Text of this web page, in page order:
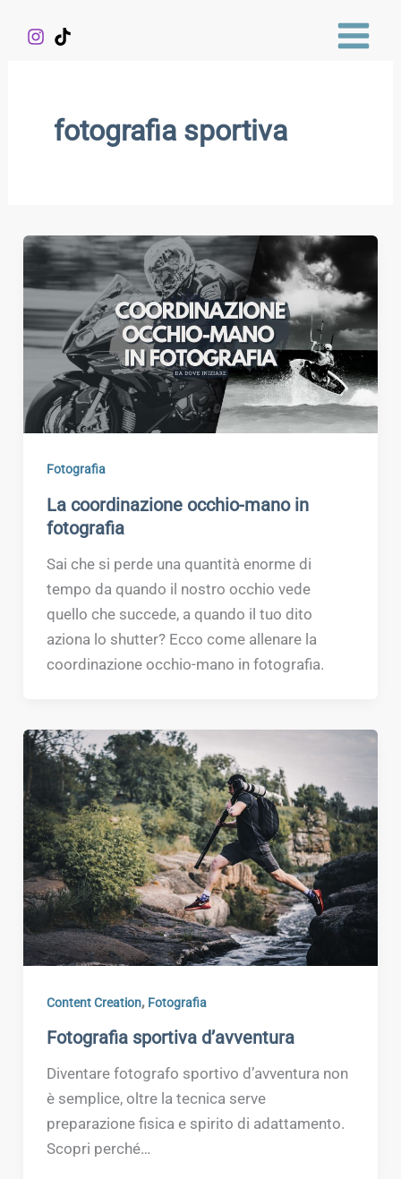
fotografia sportiva
Fotografia
La coordinazione occhio-mano in
fotografia
Sai che si perde una quantità enorme di
tempo da quando il nostro occhio vede
quello che succede, a quando il tuo dito
aziona lo shutter? Ecco come allenare la
coordinazione occhio-mano in fotografia.
Content Creation, Fotografia
Fotografia sportiva d’avventura
Diventare fotografo sportivo d’avventura non
è semplice, oltre la tecnica serve
preparazione fisica e spirito di adattamento.
Scopri perché…